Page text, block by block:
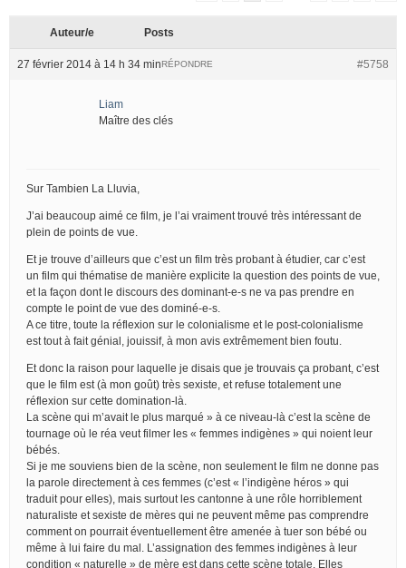
Auteur/e Posts
27 février 2014 à 14 h 34 min #5758
RÉPONDRE
Liam
Maître des clés
Sur Tambien La Lluvia,
J’ai beaucoup aimé ce film, je l’ai vraiment trouvé très intéressant de
plein de points de vue.
Et je trouve d’ailleurs que c’est un film très probant à étudier, car c’est
un film qui thématise de manière explicite la question des points de vue,
et la façon dont le discours des dominant-e-s ne va pas prendre en
compte le point de vue des dominé-e-s.
A ce titre, toute la réflexion sur le colonialisme et le post-colonialisme
est tout à fait génial, jouissif, à mon avis extrêmement bien foutu.
Et donc la raison pour laquelle je disais que je trouvais ça probant, c’est
que le film est (à mon goût) très sexiste, et refuse totalement une
réflexion sur cette domination-là.
La scène qui m’avait le plus marqué » à ce niveau-là c’est la scène de
tournage où le réa veut filmer les « femmes indigènes » qui noient leur
bébés.
Si je me souviens bien de la scène, non seulement le film ne donne pas
la parole directement à ces femmes (c’est « l’indigène héros » qui
traduit pour elles), mais surtout les cantonne à une rôle horriblement
naturaliste et sexiste de mères qui ne peuvent même pas comprendre
comment on pourrait éventuellement être amenée à tuer son bébé ou
même à lui faire du mal. L’assignation des femmes indigènes à leur
condition « naturelle » de mère est dans cette scène totale. Elles